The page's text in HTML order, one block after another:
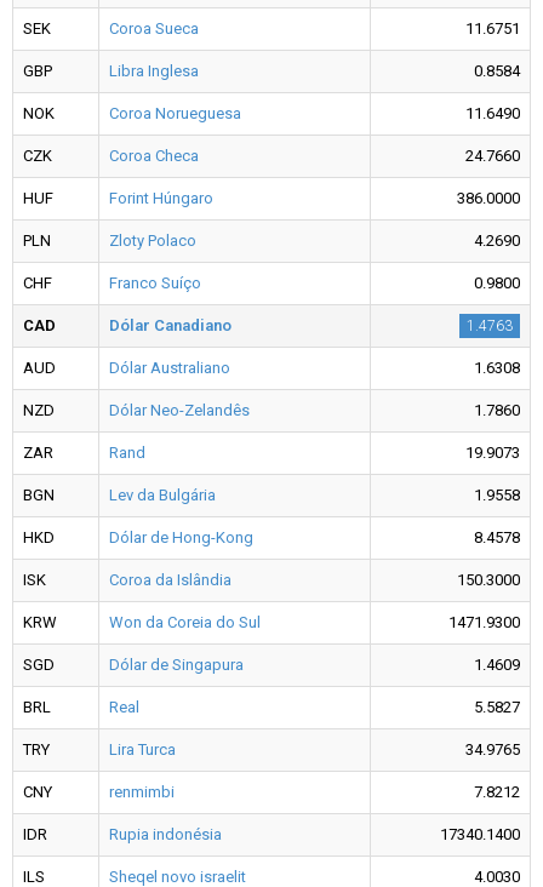
SEK Coroa Sueca 11.6751
GBP Libra Inglesa 0.8584
NOK Coroa Norueguesa 11.6490
CZK Coroa Checa 24.7660
HUF Forint Húngaro 386.0000
PLN Zloty Polaco 4.2690
CHF Franco Suíço 0.9800
CAD Dólar Canadiano 1.4763
AUD Dólar Australiano 1.6308
NZD Dólar Neo-Zelandês 1.7860
ZAR Rand 19.9073
BGN Lev da Bulgária 1.9558
HKD Dólar de Hong-Kong 8.4578
ISK Coroa da Islândia 150.3000
KRW Won da Coreia do Sul 1471.9300
SGD Dólar de Singapura 1.4609
BRL Real 5.5827
TRY Lira Turca 34.9765
CNY renmimbi 7.8212
IDR Rupia indonésia 17340.1400
ILS Sheqel novo israelit 4.0030